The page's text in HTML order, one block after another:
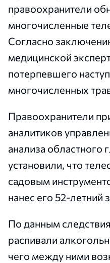
правоохранители
многочисленные
Согласно
медицинской
потерпевшего
многочисленных
Правоохранители
аналитиков
анализа областного
установили, что
садовым
нанес его 52-летний
По данным
распивали
чего между ними